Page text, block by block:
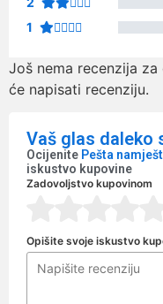
1
Još nema recenzija
će napisati recenziju.
Vaš glas daleko
Ocijenite Pešta
iskustvo kupovine
Zadovoljstvo kupovinom
Opišite svoje iskustvo